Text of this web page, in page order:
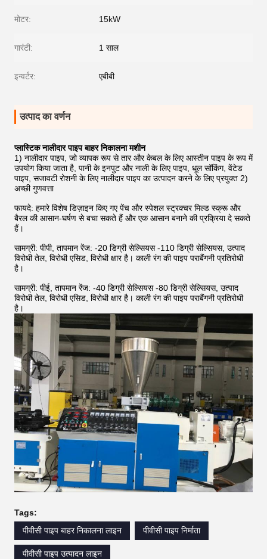
मोटर: 15kW
गारंटी: 1 साल
इन्वर्टर: एबीबी
उत्पाद का वर्णन
प्लास्टिक नालीदार पाइप बाहर निकालना मशीन
1) नालीदार पाइप, जो व्यापक रूप से तार और केबल के लिए आस्तीन पाइप के रूप में
उपयोग किया जाता है, पानी के इनपुट और नाली के लिए पाइप, धूल सॉकिंग, वेंटेड
पाइप, सजावटी रोशनी के लिए नालीदार पाइप का उत्पादन करने के लिए प्रयुक्त 2)
अच्छी गुणवत्ता
फायदे: हमारे विशेष डिज़ाइन किए गए पेंच और स्पेशल स्ट्रक्चर मिल्ड स्क्रू और
बैरल की आसान-घर्षण से बचा सकते हैं और एक आसान बनाने की प्रक्रिया दे सकते
हैं।
सामग्री: पीपी, तापमान रेंज: -20 डिग्री सेल्सियस -110 डिग्री सेल्सियस, उत्पाद
विरोधी तेल, विरोधी एसिड, विरोधी क्षार है। काली रंग की पाइप पराबैंगनी प्रतिरोधी
है।
सामग्री: पीई, तापमान रेंज: -40 डिग्री सेल्सियस -80 डिग्री सेल्सियस, उत्पाद
विरोधी तेल, विरोधी एसिड, विरोधी क्षार है। काली रंग की पाइप पराबैंगनी प्रतिरोधी
है।
Tags:
पीवीसी पाइप बाहर निकालना लाइन
पीवीसी पाइप निर्माता
पीवीसी पाइप उत्पादन लाइन